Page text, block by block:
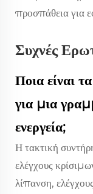
προσπάθεια για
Συχνές
Ποια είναι
για μια
ενεργεία;
Η τακτική
ελέγχους
λίπανση,